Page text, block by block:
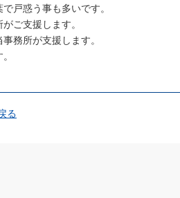
戸惑う事も多いです。
ご支援します。
務所が支援します。
る